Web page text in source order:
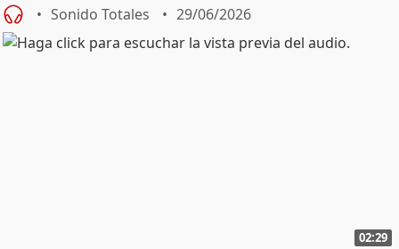
Sonido Totales 29/06/2026
02:29